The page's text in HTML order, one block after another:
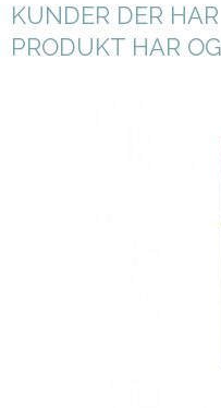
KUNDER DER
PRODUKT HAR